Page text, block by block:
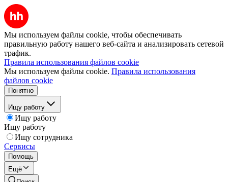
Мы используем файлы cookie, чтобы обеспечивать
правильную работу нашего веб-сайта и анализировать сетевой
трафик.
Правила использования файлов cookie
Мы используем файлы cookie. Правила использования
файлов cookie
Понятно
Ищу работу
Ищу работу
Ищу работу
Ищу сотрудника
Сервисы
Помощь
Ещё